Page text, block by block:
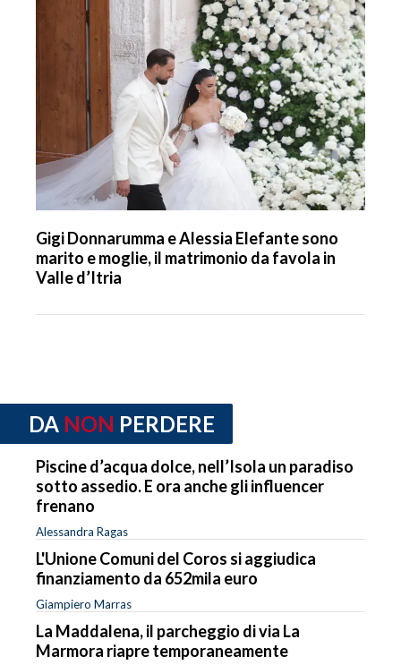
Gigi Donnarumma e Alessia Elefante sono
marito e moglie, il matrimonio da favola in
Valle d’Itria
DA NON PERDERE
Piscine d’acqua dolce, nell’Isola un paradiso
sotto assedio. E ora anche gli influencer
frenano
Alessandra Ragas
L'Unione Comuni del Coros si aggiudica
finanziamento da 652mila euro
Giampiero Marras
La Maddalena, il parcheggio di via La
Marmora riapre temporaneamente